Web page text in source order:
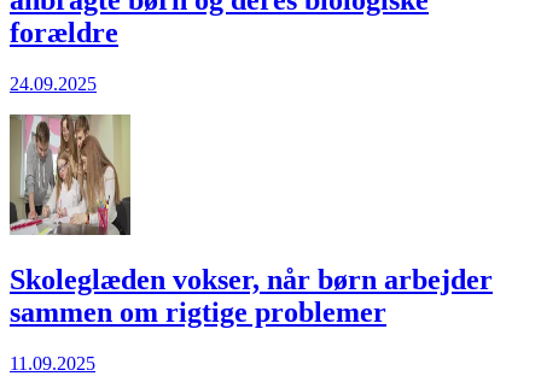
forældre
24.09.2025
Skoleglæden vokser, når børn arbejder
sammen om rigtige problemer
11.09.2025